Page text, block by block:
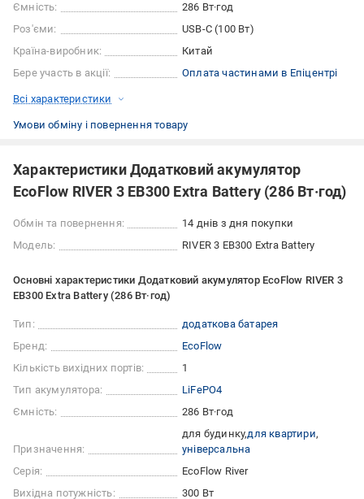
Ємність:
286 Вт·год
Роз'єми:
USB-C (100 Вт)
Країна-виробник:
Китай
Бере участь в акції:
Оплата частинами в Епіцентрі
Всі характеристики
Умови обміну і повернення товару
Характеристики Додатковий акумулятор
EcoFlow RIVER 3 EB300 Extra Battery (286 Вт·год)
Обмін та повернення:
14 днів з дня покупки
Модель:
RIVER 3 EB300 Extra Battery
Основні характеристики Додатковий акумулятор EcoFlow RIVER 3
EB300 Extra Battery (286 Вт·год)
Тип:
додаткова батарея
Бренд:
EcoFlow
Кількість вихідних портів:
1
Тип акумулятора:
LiFePO4
Ємність:
286 Вт·год
Призначення:
для будинку для квартири
універсальна
Серія:
EcoFlow River
Вихідна потужність:
300 Вт